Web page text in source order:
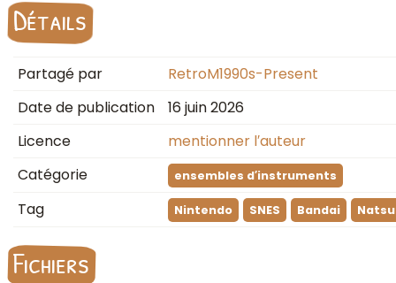
Détails
Partagé par
RetroM1990s-Present
Date de publication
16 juin 2026
Licence
mentionner l′auteur
Catégorie
ensembles d′instruments
Tag Nintendo SNES Bandai
Fichiers